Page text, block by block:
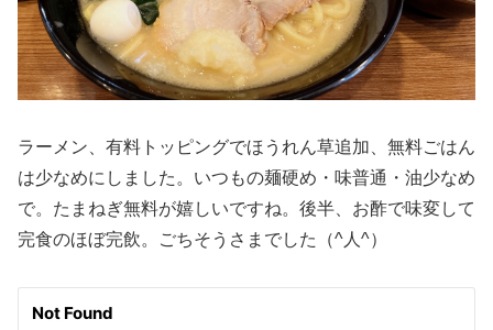
ラーメン、有料トッピングでほうれん草追加、無料ごはん
は少なめにしました。いつもの麺硬め・味普通・油少なめ
で。たまねぎ無料が嬉しいですね。後半、お酢で味変して
完食のほぼ完飲。ごちそうさまでした（^人^）